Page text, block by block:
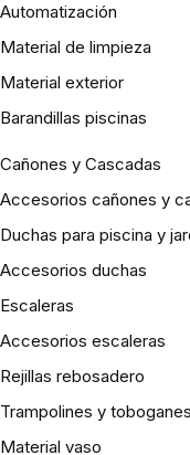
Automatización
Material de limpieza
Material exterior
Barandillas piscinas
Cañones y Cascadas
Accesorios cañones y
Duchas para piscina y
Accesorios duchas
Escaleras
Accesorios escaleras
Rejillas rebosadero
Trampolines y toboganes
Material vaso